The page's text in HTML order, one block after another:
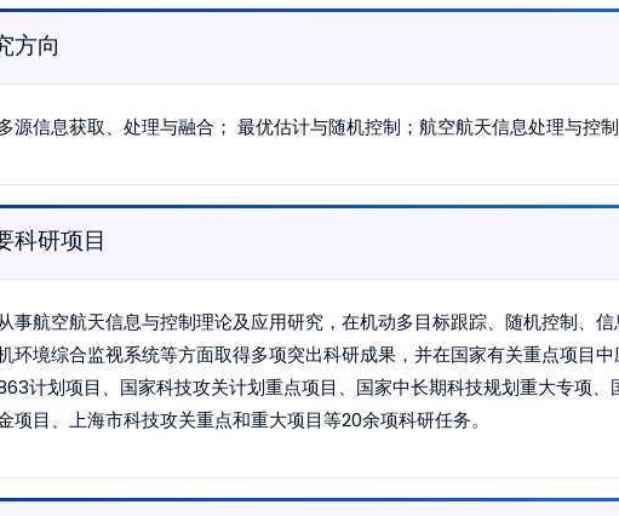
方向
源信息获取、处理与融合； 最优估计与随机控制；航空航天信息处理与控制
科研项目
事航空航天信息与控制理论及应用研究，在机动多目标跟踪、随机控制、
环境综合监视系统等方面取得多项突出科研成果，并在国家有关重点项目
计划项目、国家科技攻关计划重点项目、国家中长期科技规划重大专项
项目、上海市科技攻关重点和重大项目等20余项科研任务。